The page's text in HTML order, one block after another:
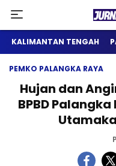
Satu
KALIMANTAN TENGAH
PEMKO PALANGKA RAYA
Hujan dan
BPBD